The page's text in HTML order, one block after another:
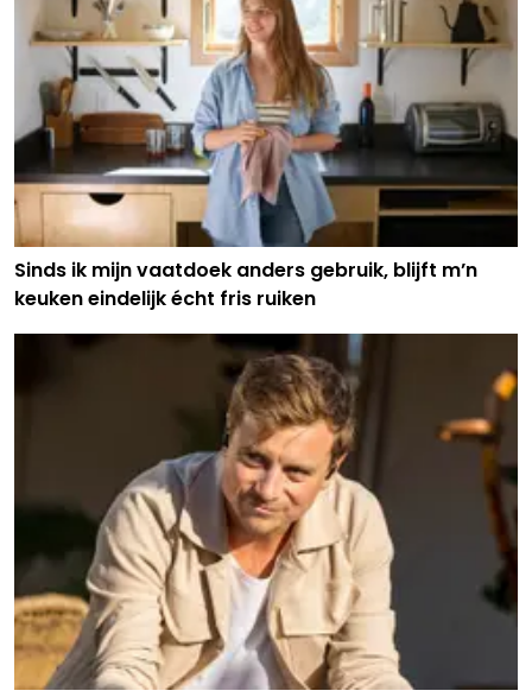
Sinds ik mijn vaatdoek anders gebruik, blijft m’n
keuken eindelijk écht fris ruiken